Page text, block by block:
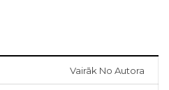
Vairāk No Autora